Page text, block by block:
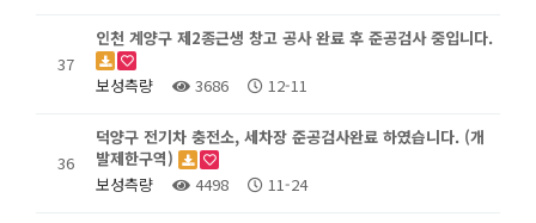
37
인천 계양구 제2종근생 창고 공사 완료 후 준공검사 중입니다.
보성측량 3686 12-11
36
덕양구 전기차 충전소, 세차장 준공검사완료 하였습니다. (개
발제한구역)
보성측량
4498 11-24